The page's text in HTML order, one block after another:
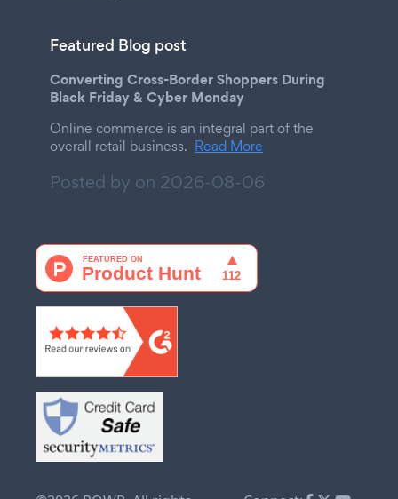
Featured Blog post
Converting Cross-Border Shoppers During
Black Friday & Cyber Monday
Online commerce is an integral part of the
overall retail business. Read More
Posted by on 2026-08-06